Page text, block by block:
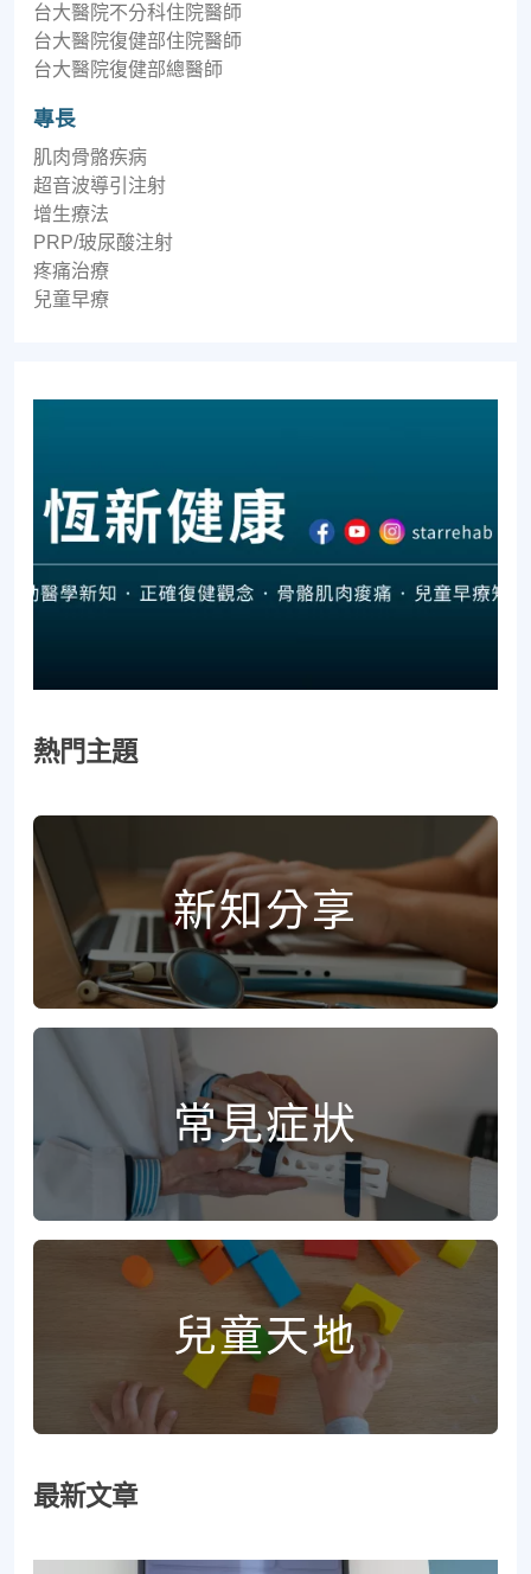
台大醫院不分科住院醫師
台大醫院復健部住院醫師
台大醫院復健部總醫師
專長
肌肉骨骼疾病
超音波導引注射
增生療法
PRP/玻尿酸注射
疼痛治療
兒童早療
熱門主題
新知分享
常見症狀
兒童天地
最新文章